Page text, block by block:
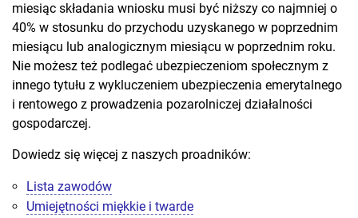
miesiąc składania wniosku musi być niższy co najmniej o
40% w stosunku do przychodu uzyskanego w poprzednim
miesiącu lub analogicznym miesiącu w poprzednim roku.
Nie możesz też podlegać ubezpieczeniom społecznym z
innego tytułu z wykluczeniem ubezpieczenia emerytalnego
i rentowego z prowadzenia pozarolniczej działalności
gospodarczej.
Dowiedz się więcej z naszych proadników:
Lista zawodów
Umiejętności miękkie i twarde